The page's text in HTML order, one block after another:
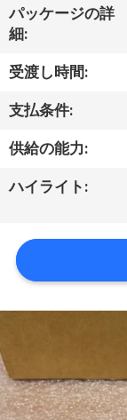
し
に
つ
い
ツ
ア
パッケージの詳
細:
受渡し時間:
支払条件:
供給の能力:
ハイライト: